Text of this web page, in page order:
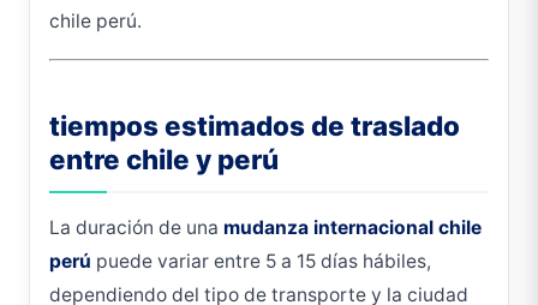
chile perú.
tiempos estimados de traslado
entre chile y perú
La duración de una mudanza internacional chile
perú puede variar entre 5 a 15 días hábiles,
dependiendo del tipo de transporte y la ciudad